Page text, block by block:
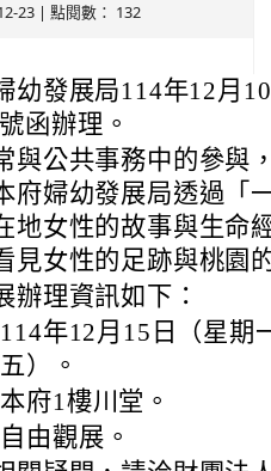
23 | 點閱數： 132
幼發展局114年12月
函辦理。
與公共事務中的參與
府婦幼發展局透過「
地女性的故事與生命
見女性的足跡與桃園
辦理資訊如下：
年12月15日（星期
）。
府1樓川堂。
由觀展。